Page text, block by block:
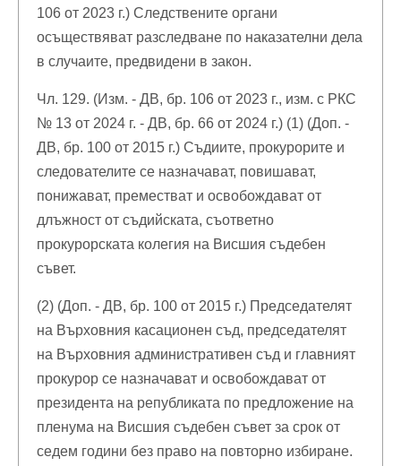
106 от 2023 г.) Следствените органи
осъществяват разследване по наказателни дела
в случаите, предвидени в закон.
Чл. 129. (Изм. - ДВ, бр. 106 от 2023 г., изм. с РКС
№ 13 от 2024 г. - ДВ, бр. 66 от 2024 г.) (1) (Доп. -
ДВ, бр. 100 от 2015 г.) Съдиите, прокурорите и
следователите се назначават, повишават,
понижават, преместват и освобождават от
длъжност от съдийската, съответно
прокурорската колегия на Висшия съдебен
съвет.
(2) (Доп. - ДВ, бр. 100 от 2015 г.) Председателят
на Върховния касационен съд, председателят
на Върховния административен съд и главният
прокурор се назначават и освобождават от
президента на републиката по предложение на
пленума на Висшия съдебен съвет за срок от
седем години без право на повторно избиране.